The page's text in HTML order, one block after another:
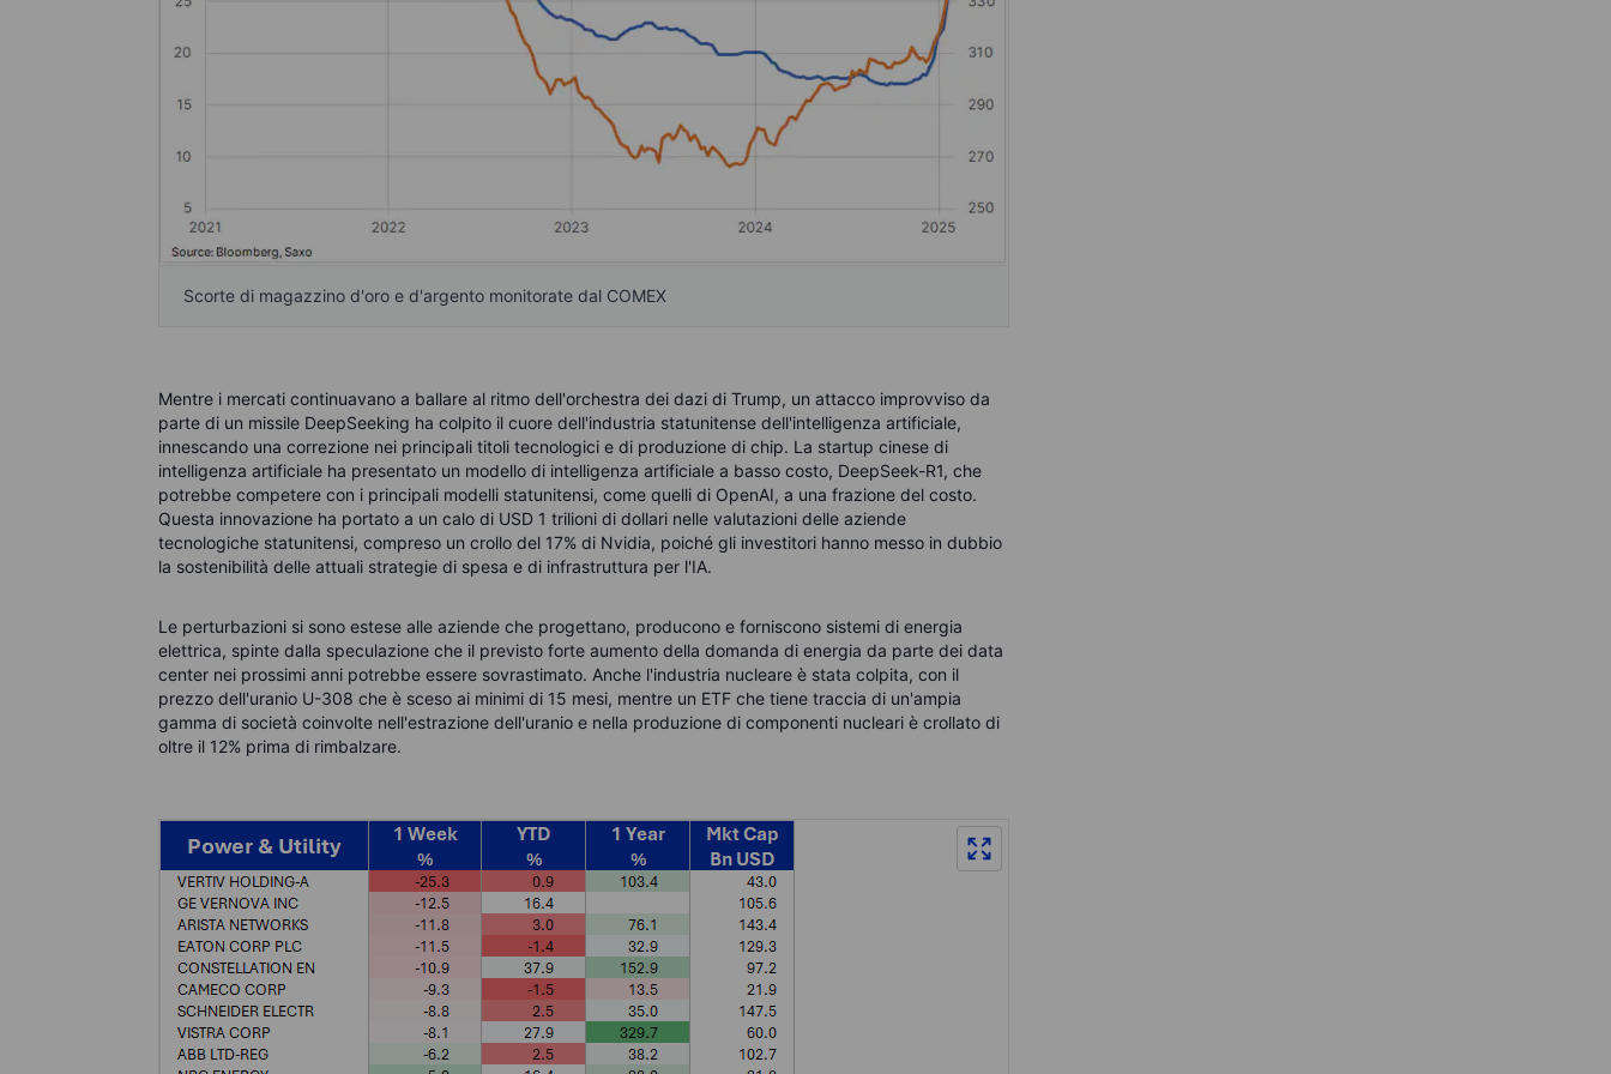
Scorte di magazzino d'oro e d'argento monitorate dal COMEX
Mentre i mercati continuavano a ballare al ritmo dell'orchestra dei dazi di Trump, un attacco improvviso da
parte di un missile DeepSeeking ha colpito il cuore dell'industria statunitense dell'intelligenza artificiale,
innescando una correzione nei principali titoli tecnologici e di produzione di chip. La startup cinese di
intelligenza artificiale ha presentato un modello di intelligenza artificiale a basso costo, DeepSeek-R1, che
potrebbe competere con i principali modelli statunitensi, come quelli di OpenAI, a una frazione del costo.
Questa innovazione ha portato a un calo di USD 1 trilioni di dollari nelle valutazioni delle aziende
tecnologiche statunitensi, compreso un crollo del 17% di Nvidia, poiché gli investitori hanno messo in dubbio
la sostenibilità delle attuali strategie di spesa e di infrastruttura per l'IA.
Le perturbazioni si sono estese alle aziende che progettano, producono e forniscono sistemi di energia
elettrica, spinte dalla speculazione che il previsto forte aumento della domanda di energia da parte dei data
center nei prossimi anni potrebbe essere sovrastimato. Anche l'industria nucleare è stata colpita, con il
prezzo dell'uranio U-308 che è sceso ai minimi di 15 mesi, mentre un ETF che tiene traccia di un'ampia
gamma di società coinvolte nell'estrazione dell'uranio e nella produzione di componenti nucleari è crollato di
oltre il 12% prima di rimbalzare.